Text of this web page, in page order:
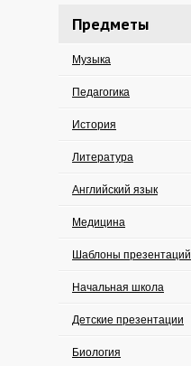
Предметы
Музыка
Педагогика
История
Литература
Английский язык
Медицина
Шаблоны презентаций
Начальная школа
Детские презентации
Биология